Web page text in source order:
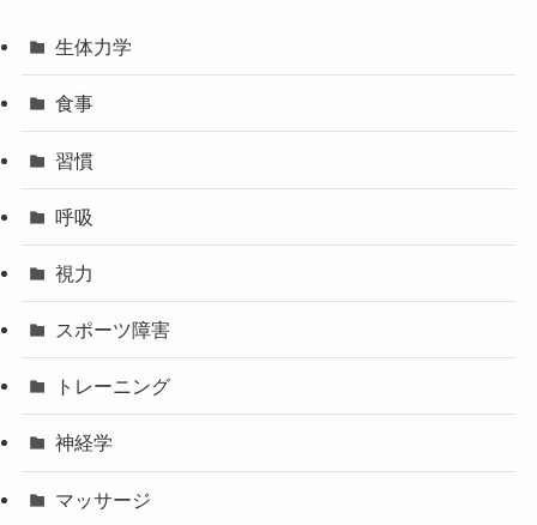
生体力学
食事
習慣
呼吸
視力
スポーツ障害
トレーニング
神経学
マッサージ